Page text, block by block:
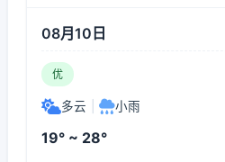
08月10日
优
多云 小雨
19° ~ 28°